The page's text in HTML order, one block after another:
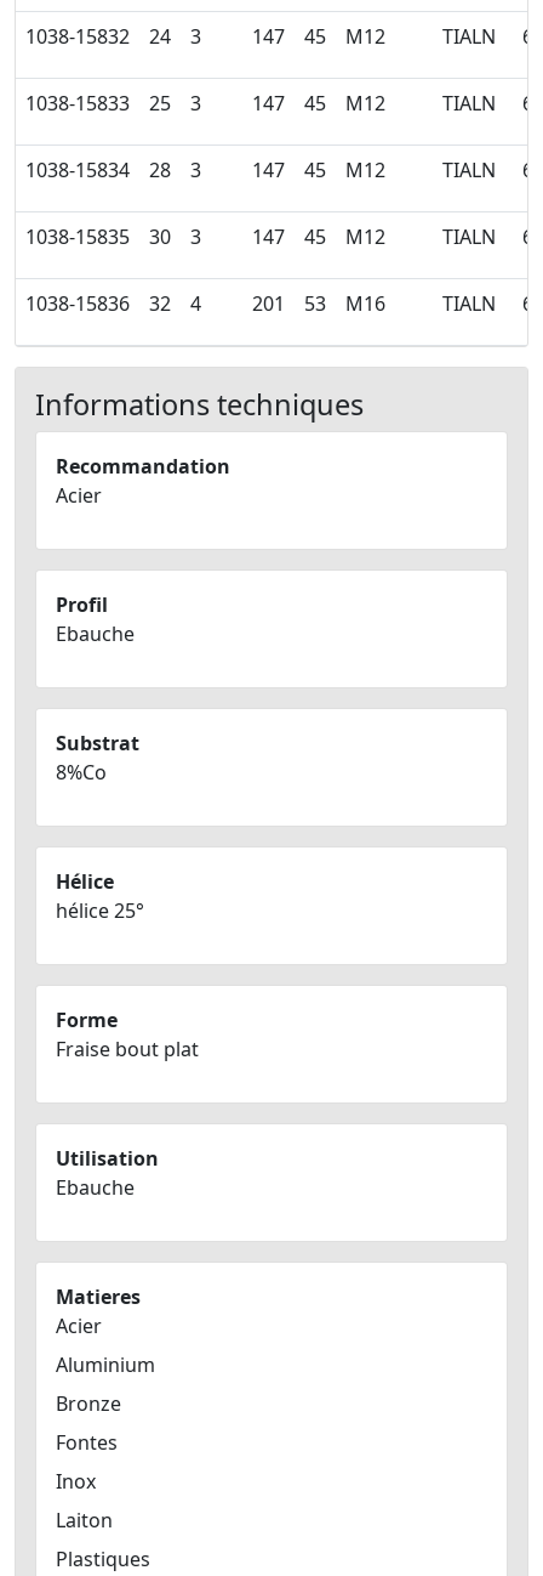
1038-15832 24 3 147 45 M12 TIALN 6
1038-15833 25 3 147 45 M12 TIALN 6
1038-15834 28 3 147 45 M12 TIALN 6
1038-15835 30 3 147 45 M12 TIALN 6
1038-15836 32 4 201 53 M16 TIALN 6
Informations techniques
Recommandation
Acier
Profil
Ebauche
Substrat
8%Co
Hélice
hélice 25°
Forme
Fraise bout plat
Utilisation
Ebauche
Matieres
Acier
Aluminium
Bronze
Fontes
Inox
Laiton
Plastiques